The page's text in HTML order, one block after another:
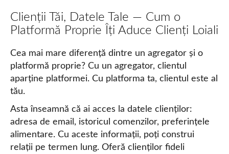
Clienții Tăi, Datele Tale — Cum o
Platformă Proprie Îți Aduce Clienți Loiali
Cea mai mare diferență dintre un agregator și o
platformă proprie? Cu un agregator, clientul
aparține platformei. Cu platforma ta, clientul este al
tău.
Asta înseamnă că ai acces la datele clienților:
adresa de email, istoricul comenzilor, preferințele
alimentare. Cu aceste informații, poți construi
relații pe termen lung. Oferă clienților fideli